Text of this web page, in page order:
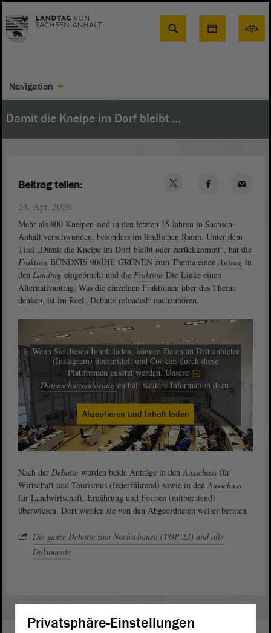
Suche
Navigation
Damit die Kneipe im Dorf bleibt ...
24. Apr. 2026
Mehr als 800 Kneipen sind in den letzten 15 Jahren in Sachsen-
Anhalt verschwunden, besonders im ländlichen Raum. Unter dem
Titel „Damit die Kneipe im Dorf bleibt oder zurückkommt“, hat die
Fraktion BÜNDNIS 90/DIE GRÜNEN zum Thema einenAntrag in
den Landtag eingebracht und die Fraktion Die Linke einen
Alternativantrag. Was die einzelnen Fraktionen über das Thema
denken, ist im Reel „Debatte reloaded“ nachzuhören.
Wenn Sie diesen Inhalt laden, können Daten an Drittanbieter
(Instagram) übermittelt und Cookies durch diese
Plattformen gesetzt werden. Unsere
Datenschutzerklärung enthält weitere Information dazu.
Akzeptieren und Inhalt laden
Nach der Debatte wurden beide Anträge in denAusschuss für
Wirtschaft und Tourismus (federführend) sowie in denAusschuss
für Landwirtschaft, Ernährung und Forsten (mitberatend)
überwiesen. Dort werden sie von den Abgeordneten weiter beraten.
Die ganze Debatte zum Nachschauen (TOP 23) und alle
Dokumente
Beitrag teilen:
Privatsphäre-Einstellungen